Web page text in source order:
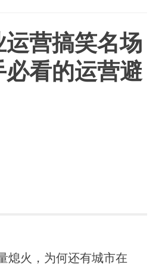
营搞笑名场
看的运营避
熄火，为何还有城市在